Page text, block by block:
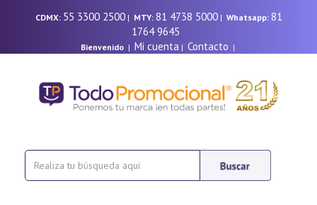
CDMX: 55 3300 2500| MTY: 81 4738 5000| Whatsapp: 81
1764 9645
Bienvenido| Mi cuenta | Contacto |